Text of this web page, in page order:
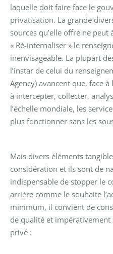
laquelle doit faire face le
privatisation. La grande
sources qu’elle offre ne
« Ré-internaliser » le
inenvisageable. La plupart
l’instar de celui du
Agency) avancent que, face
à intercepter, collecter,
l’échelle mondiale, les
plus fonctionner sans les
Mais divers éléments
considération et ils sont de
indispensable de stopper le
arrière comme le souhaite
minimum, il convient de
de qualité et
privé :